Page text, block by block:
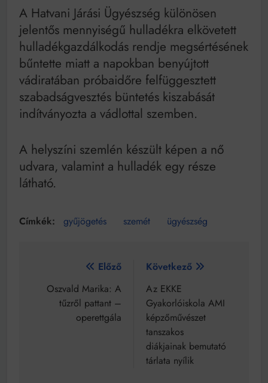
A Hatvani Járási Ügyészség különösen
jelentős mennyiségű hulladékra elkövetett
hulladékgazdálkodás rendje megsértésének
bűntette miatt a napokban benyújtott
vádiratában próbaidőre felfüggesztett
szabadságvesztés büntetés kiszabását
indítványozta a vádlottal szemben.
A helyszíni szemlén készült képen a nő
udvara, valamint a hulladék egy része
látható.
gyűjögetés szemét ügyészség
Bejegyzés
navigáció
Előző
Oszvald Marika: A
tűzről pattant –
operettgála
Következő
Az EKKE
Gyakorlóiskola AMI
képzőművészet
tanszakos
diákjainak bemutató
tárlata nyílik